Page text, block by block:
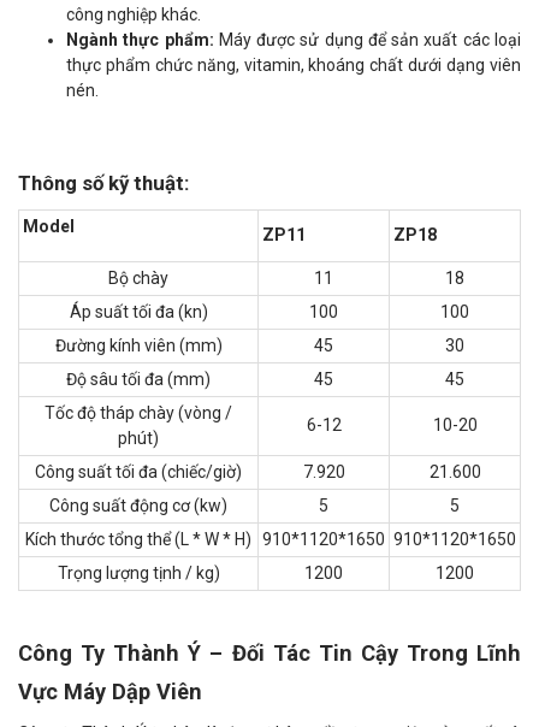
công nghiệp khác.
Ngành thực phẩm: Máy được sử dụng để sản xuất các loại
thực phẩm chức năng, vitamin, khoáng chất dưới dạng viên
nén.
Thông số kỹ thuật:
Model ZP11 ZP18
Bộ chày 11
18
Áp suất tối đa (kn)
100
100
Đường kính viên (mm)
45
30
Độ sâu tối đa (mm)
45
45
Tốc độ tháp chày (vòng /
phút)
6-12 10-20
Công suất tối đa (chiếc/giờ) 7.920
21.600
Công suất động cơ (kw)
5
5
Kích thước tổng thể (L * W * H)
910*1120*1650 910*1120*1650
Trọng lượng tịnh / kg)
1200 1200
Công Ty Thành Ý – Đối Tác Tin Cậy Trong Lĩnh
Vực Máy Dập Viên